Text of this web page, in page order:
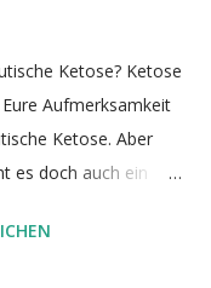
Ketose? Ketose
Aufmerksamkeit
Ketose. Aber
es doch auch ein
(auch in Ketose)